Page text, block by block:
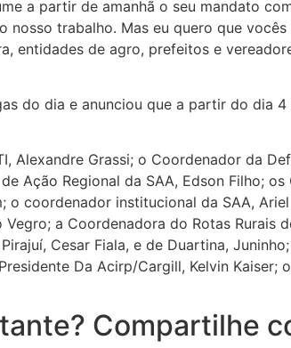
a partir de amanhã o seu mandato
trabalho. Mas eu quero que
entidades de agro, prefeitos e
do dia e anunciou que a partir do dia
Alexandre Grassi; o Coordenador da
Ação Regional da SAA, Edson Filho;
coordenador institucional da SAA,
a Coordenadora do Rotas Rurais
Cesar Fiala, e de Duartina,
Da Acirp/Cargill, Kelvin
Compartilhe